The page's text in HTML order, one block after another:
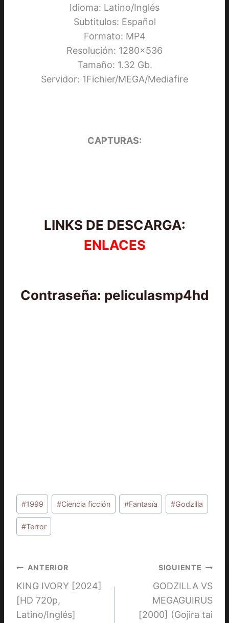
Idioma: Latino/Inglés
Subtitulos: Español
Formato: MP4
Resolución: 1280×536
Tamaño: 1.32 Gb.
Servidor: 1Fichier/MEGA/Mediafire
CAPTURAS:
LINKS DE DESCARGA:
ENLACES
Contraseña: peliculasmp4hd
Etiquetas
de
la
#1999 #Ciencia ficción #Fantasía #Godzilla
#Terror
Navegación
de
entradas
ANTERIOR
KING IVORY [2024]
[HD 720p,
Latino/Inglés]
SIGUIENTE
GODZILLA VS
MEGAGUIRUS
[2000] (Gojira tai